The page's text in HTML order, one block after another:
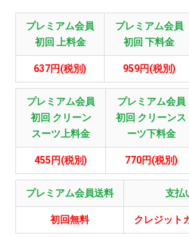
プレミアム会員
初回 上料金
プレミアム会員
初回 下料金
637円(税別) 959円(税別)
プレミアム会員
初回 クリーン
スーツ上料金
プレミアム会員
初回 クリーンス
ーツ下料金
455円(税別) 770円(税別)
プレミアム会員送料 支払
初回無料 クレジット